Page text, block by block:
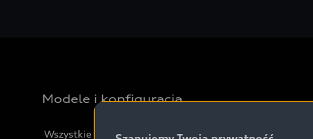
Modele i konfiguracja
Wszystkie modele Audi